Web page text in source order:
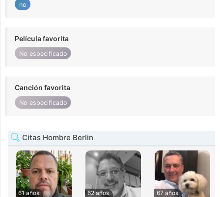
no
Película favorita
No especificado
Canción favorita
No especificado
Citas Hombre Berlin
61 años
62 años
67 años